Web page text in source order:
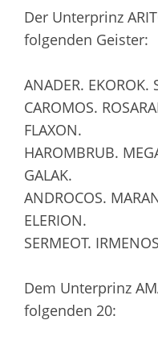
Der Unterprinz
folgenden Geister:
ANADER. EKOROK.
CAROMOS.
FLAXON.
HAROMBRUB.
GALAK.
ANDROCOS.
ELERION.
SERMEOT.
Dem Unterprinz
folgenden 20: